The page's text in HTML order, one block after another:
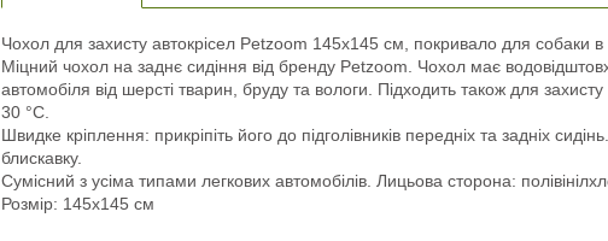
Чохол для захисту автокрісел Petzoom 145х145 см, покривало для собаки
Міцний чохол на заднє сидіння від бренду Petzoom. Чохол має
автомобіля від шерсті тварин, бруду та вологи. Підходить також для
30 °С.
Швидке кріплення: прикріпіть його до підголівників передніх та задніх
блискавку.
Сумісний з усіма типами легкових автомобілів. Лицьова сторона:
Розмір: 145х145 см